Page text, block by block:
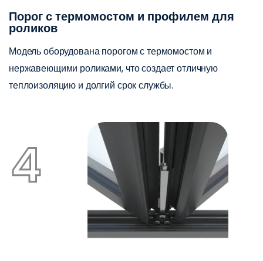
Порог с термомостом и профилем для
роликов
Модель оборудована порогом с термомостом и
нержавеющими роликами, что создает отличную
теплоизоляцию и долгий срок службы.
4